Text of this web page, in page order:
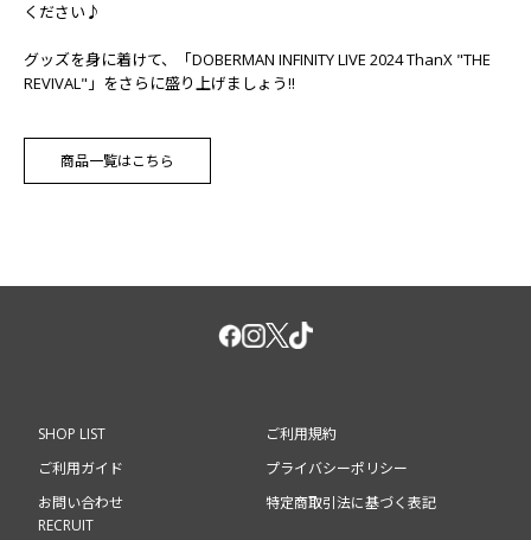
ください♪
グッズを身に着けて、「DOBERMAN INFINITY LIVE 2024 ThanX "THE
REVIVAL"」をさらに盛り上げましょう!!
商品一覧はこちら
SHOP LIST
ご利用ガイド
お問い合わせ
ご利用規約
プライバシーポリシー
特定商取引法に基づく表記
RECRUIT